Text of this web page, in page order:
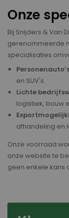
Onze
Bij Snijders & Van
gerenommeerde
specialisaties
en SUV's.
Lichte
logistiek, bouw
afhandeling en
Onze voorraad
onze website te
geen enkele kans